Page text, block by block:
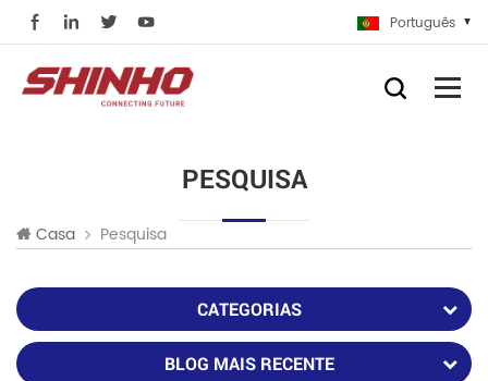
Português
PESQUISA
Casa Pesquisa
CATEGORIAS
BLOG MAIS RECENTE